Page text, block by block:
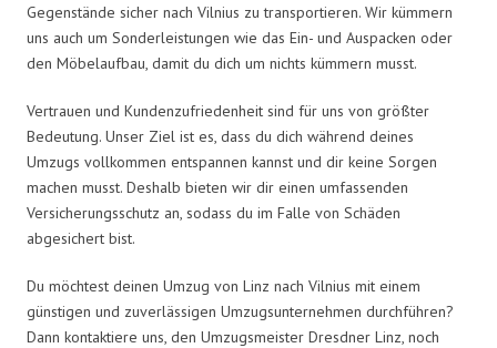
Gegenstände sicher nach Vilnius zu transportieren. Wir kümmern
uns auch um Sonderleistungen wie das Ein- und Auspacken oder
den Möbelaufbau, damit du dich um nichts kümmern musst.
Vertrauen und Kundenzufriedenheit sind für uns von größter
Bedeutung. Unser Ziel ist es, dass du dich während deines
Umzugs vollkommen entspannen kannst und dir keine Sorgen
machen musst. Deshalb bieten wir dir einen umfassenden
Versicherungsschutz an, sodass du im Falle von Schäden
abgesichert bist.
Du möchtest deinen Umzug von Linz nach Vilnius mit einem
günstigen und zuverlässigen Umzugsunternehmen durchführen?
Dann kontaktiere uns, den Umzugsmeister Dresdner Linz, noch